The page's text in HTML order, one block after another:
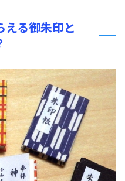
る御朱印と